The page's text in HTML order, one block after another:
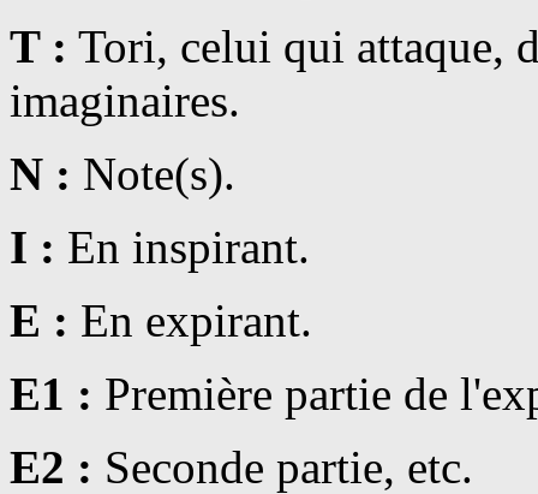
T : Tori, celui qui attaque,
imaginaires.
N : Note(s).
I : En inspirant.
E : En expirant.
E1 : Première partie de
E2 : Seconde partie, etc.